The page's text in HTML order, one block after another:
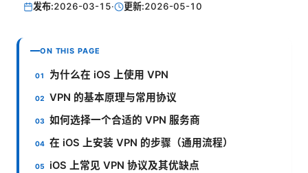
发布:2026-03-15· 更新:2026-05-10
ON THIS PAGE
为什么在 iOS 上使用 VPN
VPN 的基本原理与常用协议
如何选择一个合适的 VPN 服务商
在 iOS 上安装 VPN 的步骤（通用流程）
iOS 上常见 VPN 协议及其优缺点